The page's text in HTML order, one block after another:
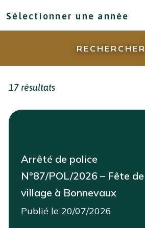
RECHERCHER
17 résultats
Arrêté de police
N°87/POL/2026 – Fête de
village à Bonnevaux
Publié le 20/07/2026